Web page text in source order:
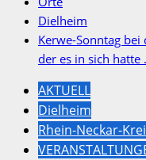
Dielheim
Kerwe-Sonntag bei
der es in sich hatte
AKTUELL
Dielheim
Rhein-Neckar-